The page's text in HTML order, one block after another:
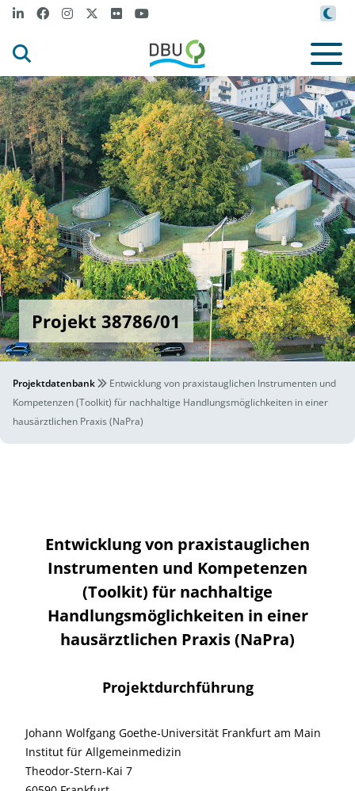
Projekt 38786/01
Projektdatenbank
Entwicklung von praxistauglichen Instrumenten und
Kompetenzen (Toolkit) für nachhaltige Handlungsmöglichkeiten in einer
hausärztlichen Praxis (NaPra)
Entwicklung von praxistauglichen
Instrumenten und Kompetenzen
(Toolkit) für nachhaltige
Handlungsmöglichkeiten in einer
hausärztlichen Praxis (NaPra)
Projektdurchführung
Johann Wolfgang Goethe-Universität Frankfurt am Main
Institut für Allgemeinmedizin
Theodor-Stern-Kai 7